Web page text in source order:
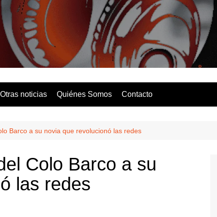
Solo Hits
Otras noticias Quiénes Somos Contacto
Barco a su novia que revolucionó las redes
Colo Barco a su
las redes